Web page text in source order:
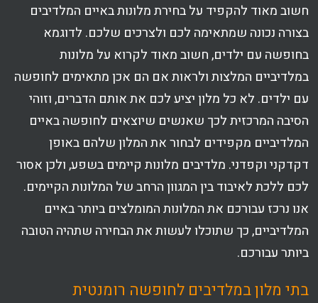
חשוב מאוד להקפיד על בחירת מלונות באיים המלדיבים
בצורה נכונה שמתאימה לכם ולצרכים שלכם. לדוגמא
בחופשה עם ילדים, חשוב מאוד לקרוא על מלונות
במלדיביים המלצות ולראות אם הם אכן מתאימים לחופשה
עם ילדים. לא כל מלון יציע לכם את אותם הדברים, וזוהי
הסיבה המרכזית לכך שאנשים שיוצאים לחופשה באיים
המלדיביים מקפידים לבחור את המלון שלהם באופן
דקדקני וקפדני. מלדיבים מלונות קיימים בשפע, ולכן אסור
לכם ללכת לאיבוד בין המגוון הרחב של המלונות הקיימים.
אנו נרכז עבורכם את המלונות המומלצים ביותר באיים
המלדיביים, כך שתוכלו לעשות את הבחירה שתהיה הטובה
ביותר עבורכם.
בתי מלון במלדיבים לחופשה רומנטית